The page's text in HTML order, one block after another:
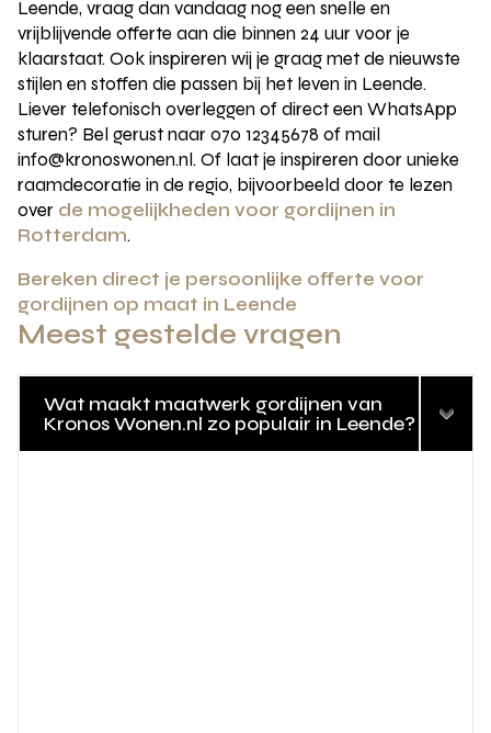
Leende, vraag dan vandaag nog een snelle en
vrijblijvende offerte aan die binnen 24 uur voor je
klaarstaat. Ook inspireren wij je graag met de nieuwste
stijlen en stoffen die passen bij het leven in Leende.
Liever telefonisch overleggen of direct een WhatsApp
sturen? Bel gerust naar 070 12345678 of mail
info@kronoswonen.nl. Of laat je inspireren door unieke
raamdecoratie in de regio, bijvoorbeeld door te lezen
over de mogelijkheden voor gordijnen in
Rotterdam.
Bereken direct je persoonlijke offerte voor
gordijnen op maat in Leende
Meest gestelde vragen
Wat maakt maatwerk gordijnen van
Kronos Wonen.nl zo populair in Leende?